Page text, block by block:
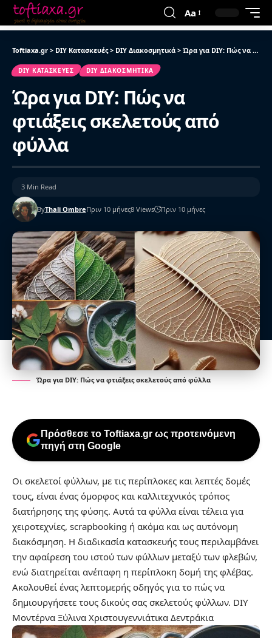
Aa
Toftiaxa.gr > DIY Κατασκευές> DIY Διακοσμητικά > Ώρα για DIY: Πώς να φτιάξεις σκελετούς από φύλλα
DIY ΚΑΤΑΣΚΕΥΈΣ DIY ΔΙΑΚΟΣΜΗΤΙΚΆ
Ώρα για DIY: Πώς να
φτιάξεις σκελετούς από
φύλλα
ByThali OmbreΠριν 10 μήνες8 Views Πριν 10 μήνες
3 Min Read
Ώρα για DIY: Πώς να φτιάξεις σκελετούς από φύλλα
Πρόσθεσε το Toftiaxa.gr ως προτεινόμενη
πηγή στη Google
Οι σκελετοί φύλλων, με τις περίπλοκες και λεπτές δομές
τους, είναι ένας όμορφος και καλλιτεχνικός τρόπος
διατήρησης της φύσης. Αυτά τα φύλλα είναι τέλεια για
χειροτεχνίες, scrapbooking ή ακόμα και ως αυτόνομη
διακόσμηση. Η διαδικασία κατασκευής τους περιλαμβάνει
την αφαίρεση του ιστού των φύλλων μεταξύ των φλεβών,
ενώ διατηρείται ανέπαφη η περίπλοκη δομή της φλέβας.
Ακολουθεί ένας λεπτομερής οδηγός για το πώς να
δημιουργήσετε τους δικούς σας σκελετούς φύλλων. DIY
Μοντέρνα Ξύλινα Χριστουγεννιάτικα Δεντράκια